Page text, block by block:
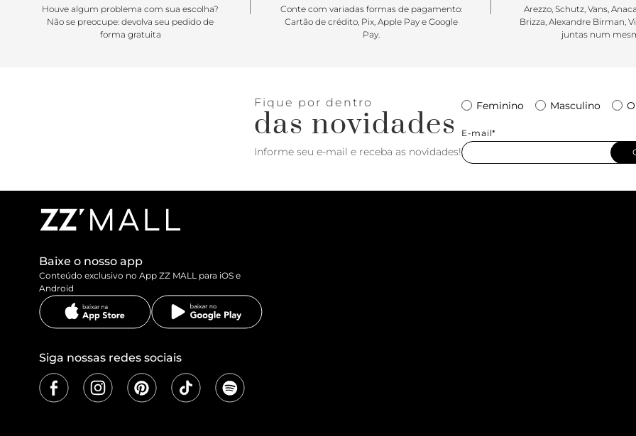
Houve algum problema com sua escolha?
Não se preocupe: devolva seu pedido de
forma gratuita
Conte com variadas formas de pagamento:
Cartão de crédito, Pix, Apple Pay e Google
Pay.
Arezzo, Schutz, Vans,
Brizza, Alexandre Birman,
juntas num
Fique por dentro
das novidades
Informe seu e-mail e receba as novidades!
Feminino Masculino
E-mail*
Baixe o nosso app
Conteúdo exclusivo no App ZZ MALL para iOS e
Android
Siga nossas redes sociais